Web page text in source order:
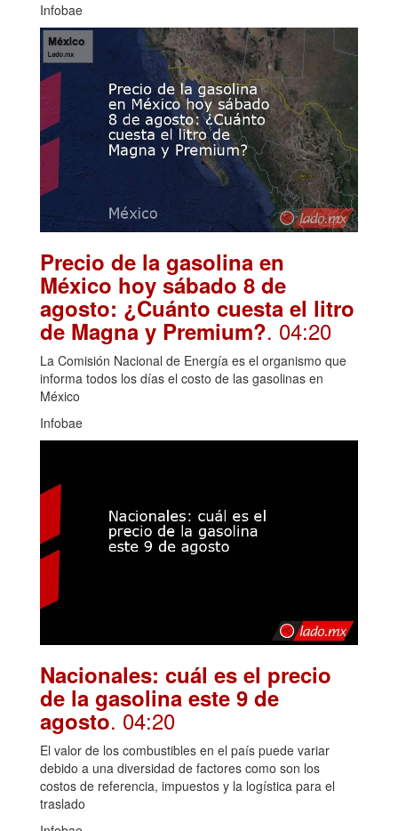
Infobae
Precio de la gasolina en
México hoy sábado 8 de
agosto: ¿Cuánto cuesta el litro
de Magna y Premium?. 04:20
La Comisión Nacional de Energía es el organismo que
informa todos los días el costo de las gasolinas en
México
Infobae
Nacionales: cuál es el precio
de la gasolina este 9 de
agosto. 04:20
El valor de los combustibles en el país puede variar
debido a una diversidad de factores como son los
costos de referencia, impuestos y la logística para el
traslado